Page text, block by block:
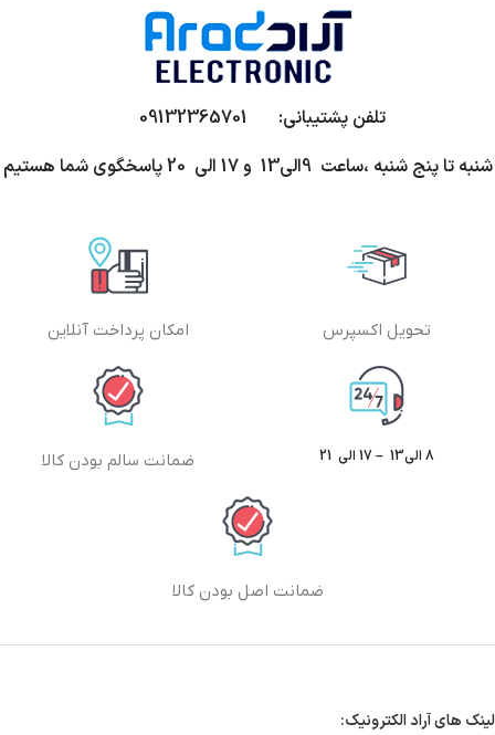
تلفن پشتیبانی: 09132365701
شنبه تا پنج شنبه ،ساعت 9الی13 و 17 الی 20 پاسخگوی شما هستیم
تحویل اکسپرس امکان پرداخت آنلاین
8 الی13 – 17 الی 21 ضمانت سالم بودن کالا
ضمانت اصل بودن کالا
لینک های آراد الکترونیک: